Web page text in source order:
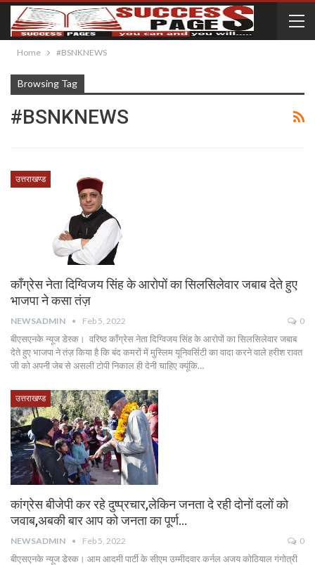
Home #BSNKNEWS
Browsing Tag
#BSNKNEWS
उत्तराखण्ड
कॉंग्रेस नेता दिग्विजय सिंह के आरोपों का सिलसिलेवार जबाब देते हुए
भाजपा ने कसा तंज़
NEWSADMIN Feb 5, 2022 0
बीएसएनके न्यूज डेस्क। वरिष्ठ कॉंग्रेस नेता दिग्विजय सिंह के आरोपों का सिलसिलेवार जबाब
देते हुए भाजपा ने तंज़ किया है कि बंद कमरों में मुस्लिम यूनिवर्सिटी का वादा करने वाले हरीश रावत
जी को अपनी जेब से असली टोपी निकाल ही देनी चाहिए क्यूंकि…
उत्तराखण्ड
कांग्रेस बीजेपी कर रहे दुष्प्रचार,लेकिन जनता दे रही दोनों दलों को
जवाब,अबकी बार आप को जनता का पूर्ण…
NEWSADMIN Feb 5, 2022 0
बीएसएनके न्यूज डेस्क। आम आदमी पार्टी के सीएम उम्मीदवार कर्नल अजय कोठियाल गंगोत्री